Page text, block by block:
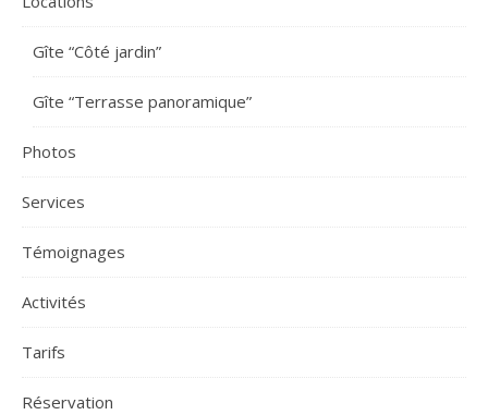
Gîte “Côté jardin”
Gîte “Terrasse panoramique”
Photos
Services
Témoignages
Activités
Tarifs
Réservation